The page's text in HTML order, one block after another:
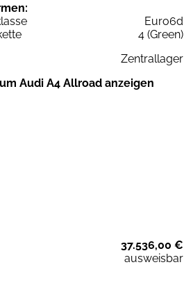
Euro6d
4 (Green)
Zentrallager
Audi A4 Allroad anzeigen
37.536,00 €
ausweisbar